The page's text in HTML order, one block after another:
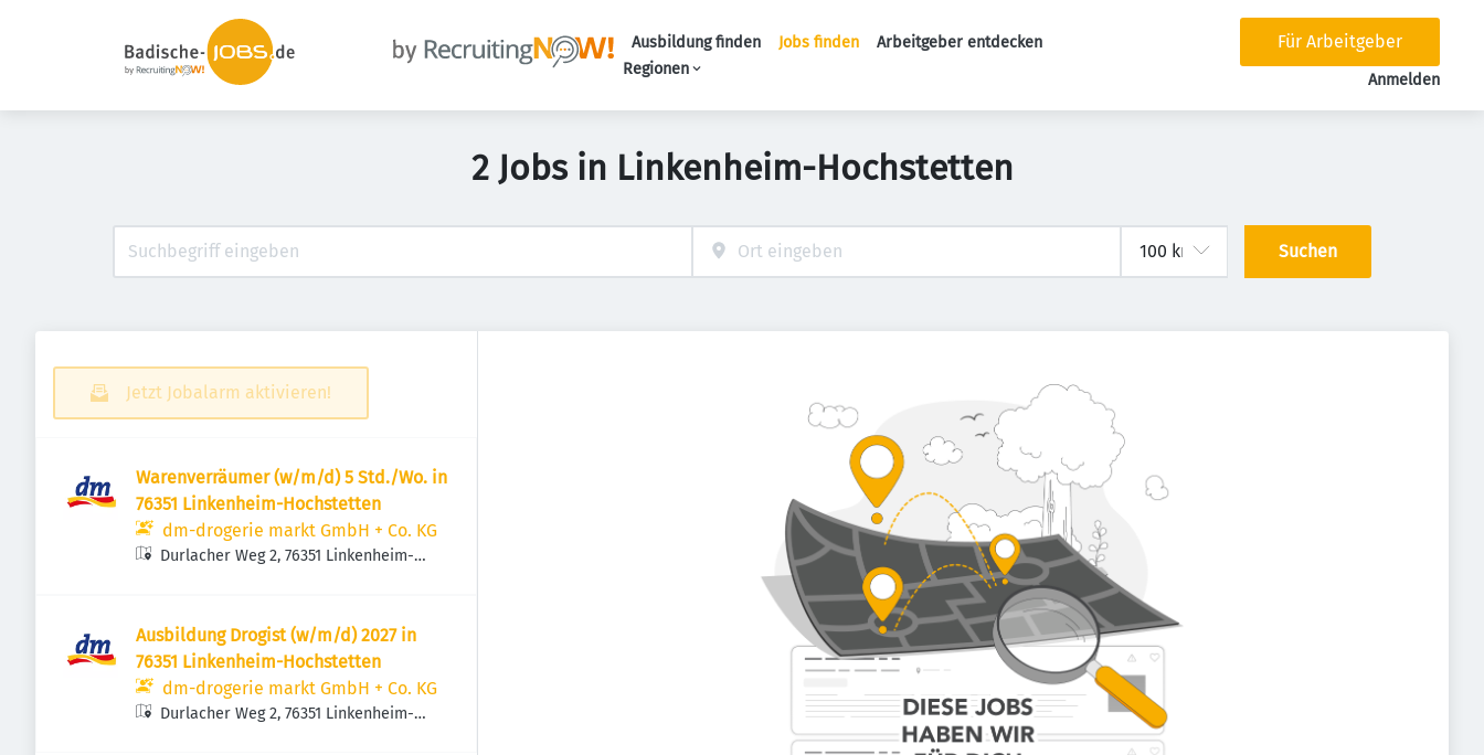
Ausbildung finden Jobs finden
Arbeitgeber entdecken
Regionen
Für Arbeitgeber
Anmelden
2 Jobs in Linkenheim-Hochstetten
Suchen
Jetzt Jobalarm aktivieren!
Warenverräumer (w/m/d) 5 Std./Wo. in
76351 Linkenheim-Hochstetten
dm-drogerie markt GmbH + Co. KG
Durlacher Weg 2, 76351 Linkenheim-
Ausbildung Drogist (w/m/d) 2027 in
76351 Linkenheim-Hochstetten
dm-drogerie markt GmbH + Co. KG
Durlacher Weg 2, 76351 Linkenheim-